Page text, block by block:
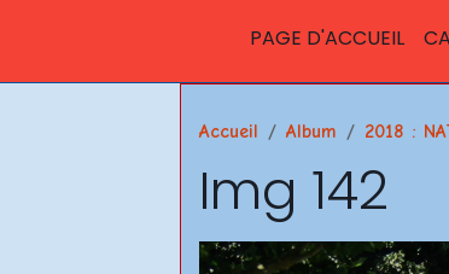
PAGE D'ACCUEIL
Accueil Album 2018 :
Img 142